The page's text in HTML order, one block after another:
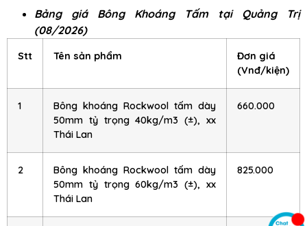
Bảng giá Bông Khoáng Tấm tại Quảng Trị
(08/2026)
Stt Tên sản phẩm
Đơn giá
(Vnđ/kiện)
1
Bông khoáng Rockwool tấm dày
50mm tỷ trọng 40kg/m3 (±), xx
Thái Lan
660.000
2
Bông khoáng Rockwool tấm dày
50mm tỷ trọng 60kg/m3 (±), xx
Thái Lan
825.000